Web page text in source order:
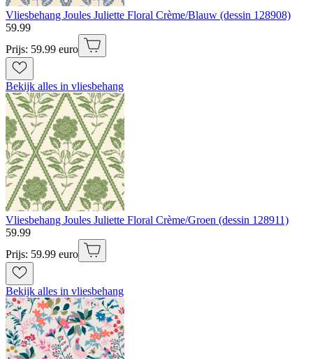
Vliesbehang Joules Juliette Floral Crème/Blauw (dessin 128908)
59.99
Prijs: 59.99 euro
Bekijk alles in vliesbehang
Vliesbehang Joules Juliette Floral Crème/Groen (dessin 128911)
59.99
Prijs: 59.99 euro
Bekijk alles in vliesbehang